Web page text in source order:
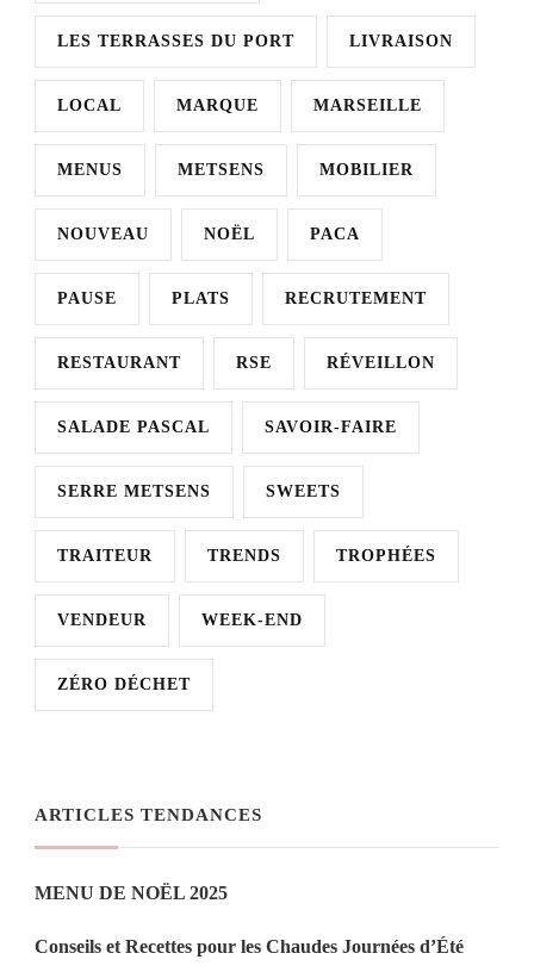
LES TERRASSES DU PORT LIVRAISON
LOCAL MARQUE MARSEILLE
MENUS METSENS MOBILIER
NOUVEAU NOËL PACA
PAUSE PLATS RECRUTEMENT
RESTAURANT RSE RÉVEILLON
SALADE PASCAL SAVOIR-FAIRE
SERRE METSENS SWEETS
TRAITEUR TRENDS TROPHÉES
VENDEUR WEEK-END
ZÉRO DÉCHET
ARTICLES TENDANCES
MENU DE NOËL 2025
Conseils et Recettes pour les Chaudes Journées d’Été